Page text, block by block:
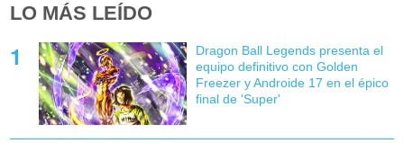
LO MÁS LEÍDO
Dragon Ball Legends presenta el
equipo definitivo con Golden
Freezer y Androide 17 en el épico
final de 'Super'